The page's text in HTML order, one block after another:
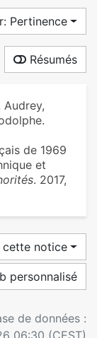
Pertinence
Résumés
Audrey,
de 1969
et
. 2017,
cette notice
personnalisé
de données :